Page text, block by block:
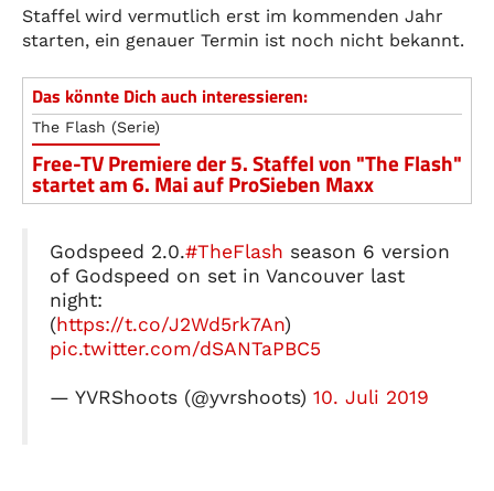
Staffel wird vermutlich erst im kommenden Jahr
starten, ein genauer Termin ist noch nicht bekannt.
Das könnte Dich auch interessieren:
The Flash (Serie)
Free-TV Premiere der 5. Staffel von "The Flash"
startet am 6. Mai auf ProSieben Maxx
Godspeed 2.0.#TheFlash season 6 version
of Godspeed on set in Vancouver last
night:
(https://t.co/J2Wd5rk7An)
pic.twitter.com/dSANTaPBC5
— YVRShoots (@yvrshoots) 10. Juli 2019